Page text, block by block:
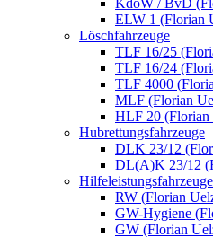
KdoW / BvD
ELW 1 (Florian
Löschfahrzeuge
TLF 16/25
TLF 16/24
TLF 4000
MLF (Florian
HLF 20 (Florian
Hubrettungsfahrzeuge
DLK 23/12
DL(A)K 23/12
Hilfeleistungsfahrzeuge
RW (Florian
GW-Hygiene
GW (Florian